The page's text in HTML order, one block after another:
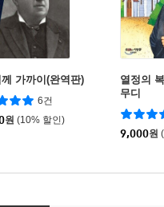
가까이(완역판)
6건
원 (10% 할인)
열정의
무디
9,000원